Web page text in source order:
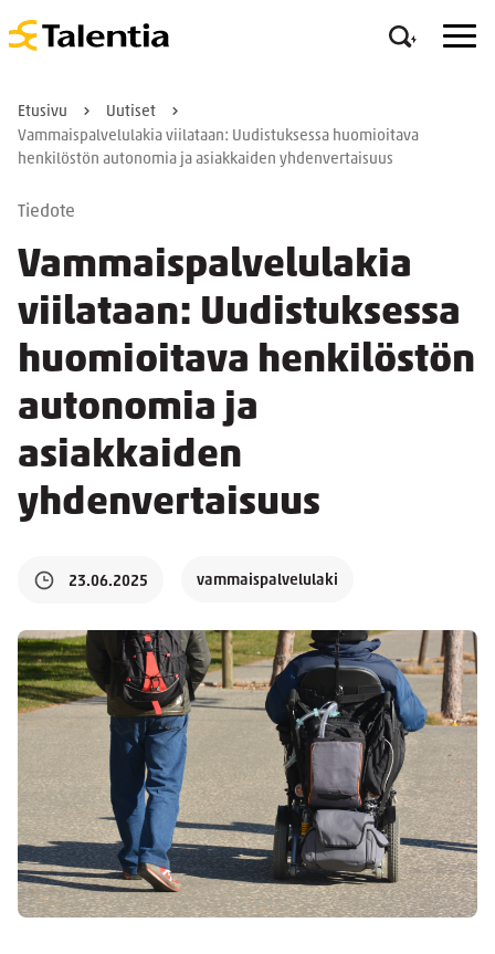
Etusivu
Uutiset
Vammaispalvelulakia viilataan: Uudistuksessa huomioitava
henkilöstön autonomia ja asiakkaiden yhdenvertaisuus
Tiedote
Vammaispalvelulakia
viilataan: Uudistuksessa
huomioitava henkilöstön
autonomia ja
asiakkaiden
yhdenvertaisuus
23.06.2025 vammaispalvelulaki